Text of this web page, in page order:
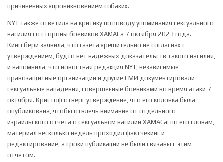
причиненных «проникновением собаки».
NYT также ответила на критику по поводу упоминания сексуального
насилия со стороны боевиков ХАМАСа 7 октября 2023 года.
Кингсбери заявила, что газета «решительно не согласна» с
утверждением, будто нет надежных доказательств такого насилия,
и напомнила, что новостная редакция NYT, независимые
правозащитные организации и другие СМИ документировали
сексуальные нападения, совершенные боевиками во время атаки 7
октября. Кристоф отверг утверждение, что его колонка была
опубликована, чтобы отвлечь внимание от отдельного
израильского отчета о сексуальном насилии ХАМАСа: по его словам,
материал несколько недель проходил фактчекинг и
редактирование, а сроки публикации не были связаны с этим
отчетом.